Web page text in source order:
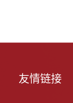
友情链接